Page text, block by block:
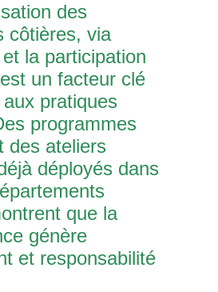
des
côtières, via
et la participation
un facteur clé
aux pratiques
programmes
des ateliers
déployés dans
que la
génère
et responsabilité